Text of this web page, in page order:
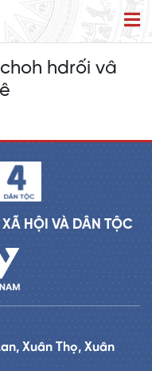
hdrối vâ
HỘI VÀ DÂN TỘC
Xuân Thọ, Xuân